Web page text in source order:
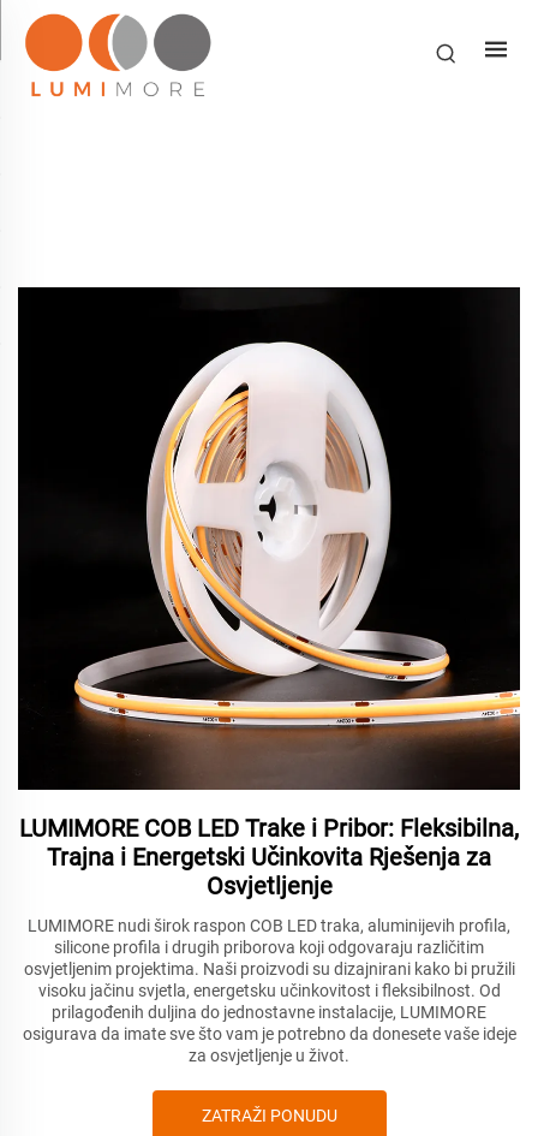
LUMIMORE COB LED Trake i Pribor: Fleksibilna,
Trajna i Energetski Učinkovita Rješenja za
Osvjetljenje
LUMIMORE nudi širok raspon COB LED traka, aluminijevih profila,
silicone profila i drugih priborova koji odgovaraju različitim
osvjetljenim projektima. Naši proizvodi su dizajnirani kako bi pružili
visoku jačinu svjetla, energetsku učinkovitost i fleksibilnost. Od
prilagođenih duljina do jednostavne instalacije, LUMIMORE
osigurava da imate sve što vam je potrebno da donesete vaše ideje
za osvjetljenje u život.
ZATRAŽI PONUDU